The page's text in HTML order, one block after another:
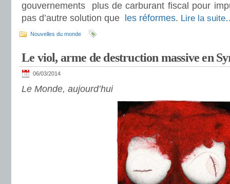
gouvernements plus de carburant fiscal pour
pas d’autre solution que
les réformes. Lire la
Nouvelles du monde
Le viol, arme de destruction massive en
06/03/2014
Le Monde, aujourd’hui